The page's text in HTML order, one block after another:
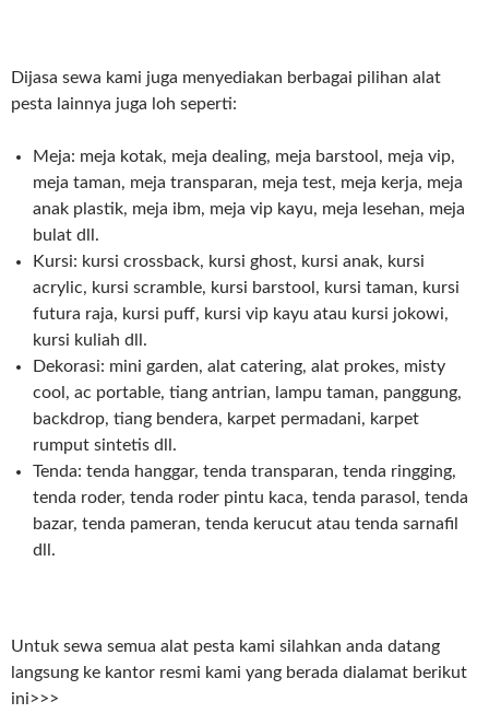
Dijasa sewa kami juga menyediakan berbagai pilihan alat
pesta lainnya juga loh seperti:
Meja: meja kotak, meja dealing, meja barstool, meja vip,
meja taman, meja transparan, meja test, meja kerja, meja
anak plastik, meja ibm, meja vip kayu, meja lesehan, meja
bulat dll.
Kursi: kursi crossback, kursi ghost, kursi anak, kursi
acrylic, kursi scramble, kursi barstool, kursi taman, kursi
futura raja, kursi puff, kursi vip kayu atau kursi jokowi,
kursi kuliah dll.
Dekorasi: mini garden, alat catering, alat prokes, misty
cool, ac portable, tiang antrian, lampu taman, panggung,
backdrop, tiang bendera, karpet permadani, karpet
rumput sintetis dll.
Tenda: tenda hanggar, tenda transparan, tenda ringging,
tenda roder, tenda roder pintu kaca, tenda parasol, tenda
bazar, tenda pameran, tenda kerucut atau tenda sarnafil
dll.
Untuk sewa semua alat pesta kami silahkan anda datang
langsung ke kantor resmi kami yang berada dialamat berikut
ini>>>